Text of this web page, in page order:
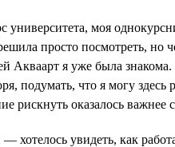
университета, моя
просто посмотреть, но
Акваарт я уже была
подумать, что я могу
рискнуть оказалось важнее
увидеть, как